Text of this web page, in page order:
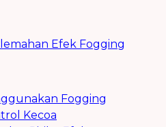
Efek Fogging
Fogging
Kecoa